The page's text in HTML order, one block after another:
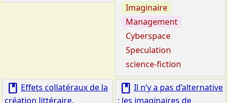
Imaginaire
Management
Cyberspace
Speculation
science-fiction
book Effets collatéraux de la
création littéraire.
book Il n’y a pas d’alternative
: les imaginaires de